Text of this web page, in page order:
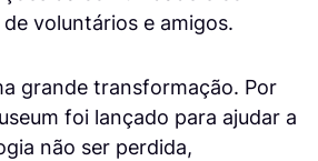
voluntários e amigos.
grande transformação. Por
foi lançado para ajudar a
não ser perdida,